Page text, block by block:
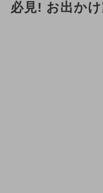
必見! お出か